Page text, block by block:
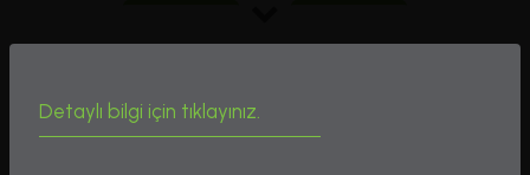
Detaylı bilgi için tıklayınız.